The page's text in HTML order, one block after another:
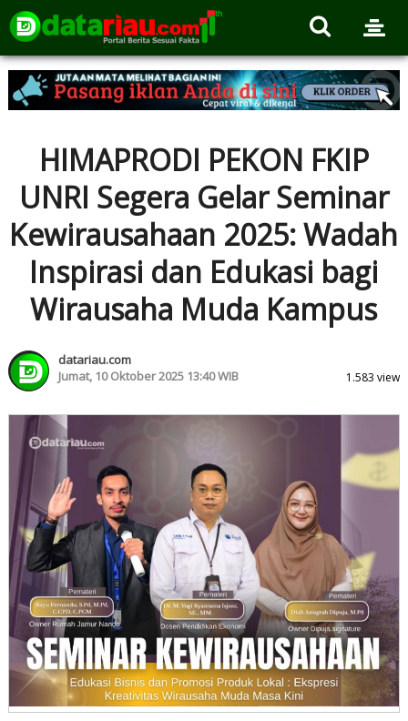
HIMAPRODI PEKON FKIP
UNRI Segera Gelar Seminar
Kewirausahaan 2025: Wadah
Inspirasi dan Edukasi bagi
Wirausaha Muda Kampus
datariau.com
Jumat, 10 Oktober 2025 13:40 WIB
1.583 view